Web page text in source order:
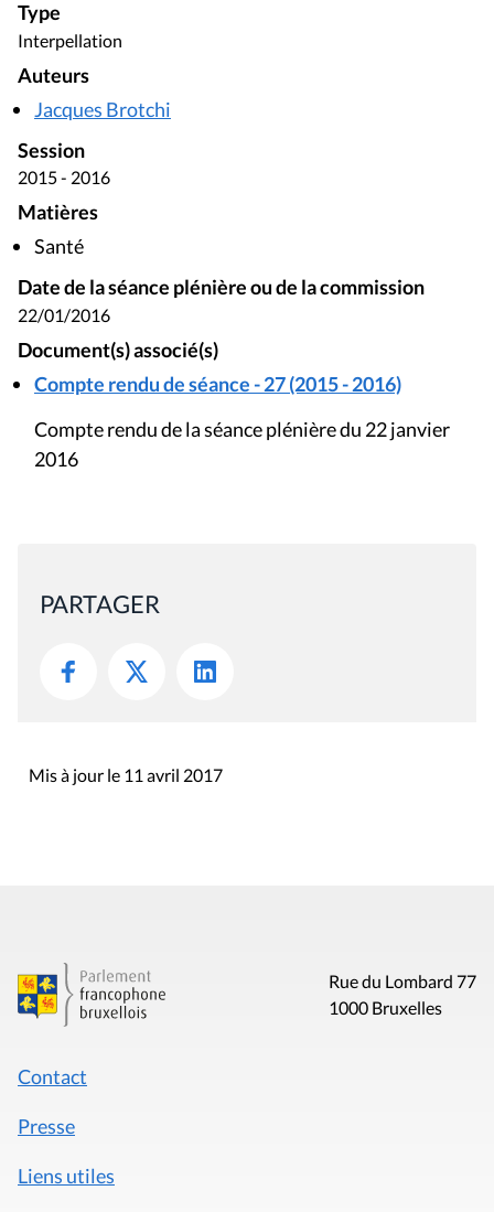
Type
Interpellation
Auteurs
Jacques Brotchi
Session
2015 - 2016
Matières
Santé
Date de la séance plénière ou de la commission
22/01/2016
Document(s) associé(s)
Compte rendu de séance - 27 (2015 - 2016)
Compte rendu de la séance plénière du 22 janvier
2016
PARTAGER
Mis à jour le 11 avril 2017
Rue du Lombard 77
1000 Bruxelles
Contact
Presse
Liens utiles